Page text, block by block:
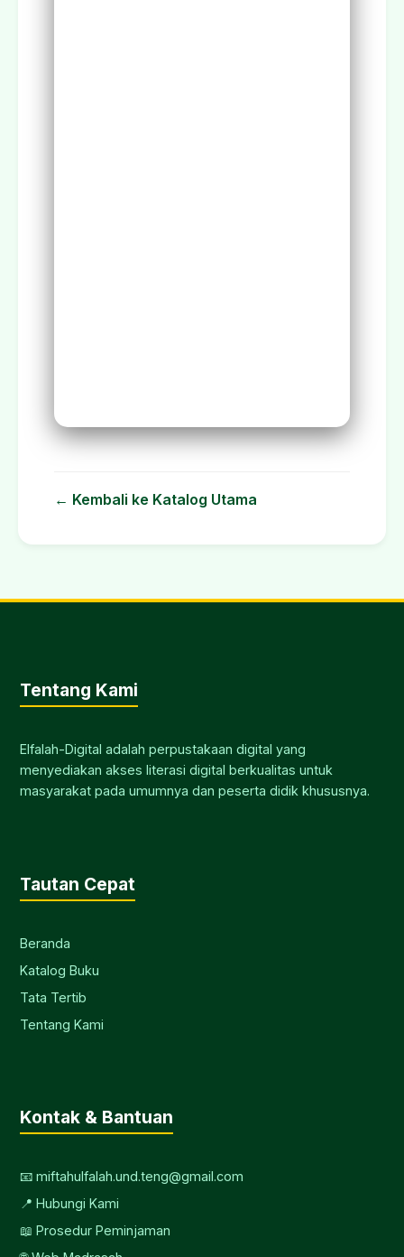
← Kembali ke Katalog Utama
Tentang Kami
Elfalah-Digital adalah perpustakaan digital yang
menyediakan akses literasi digital berkualitas untuk
masyarakat pada umumnya dan peserta didik khususnya.
Tautan Cepat
Beranda
Katalog Buku
Tata Tertib
Tentang Kami
Kontak & Bantuan
📧 miftahulfalah.und.teng@gmail.com
📍 Hubungi Kami
📖 Prosedur Peminjaman